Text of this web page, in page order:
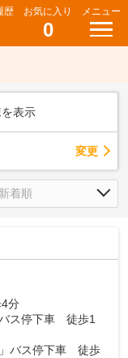
歴 お気に入り
0
メニュー
表示
変更
4分
バス停下車 徒歩1
」バス停下車 徒歩